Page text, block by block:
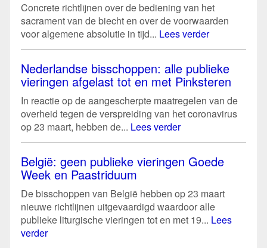
Concrete richtlijnen over de bediening van het
sacrament van de biecht en over de voorwaarden
voor algemene absolutie in tijd... Lees verder
Nederlandse bisschoppen: alle publieke
vieringen afgelast tot en met Pinksteren
In reactie op de aangescherpte maatregelen van de
overheid tegen de verspreiding van het coronavirus
op 23 maart, hebben de... Lees verder
België: geen publieke vieringen Goede
Week en Paastriduum
De bisschoppen van België hebben op 23 maart
nieuwe richtlijnen uitgevaardigd waardoor alle
publieke liturgische vieringen tot en met 19... Lees
verder